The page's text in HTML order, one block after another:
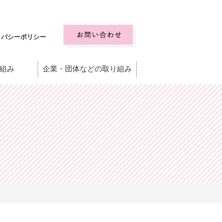
シーポリシー
み 企業・団体などの取り組み